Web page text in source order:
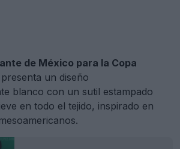
de México para la Copa
presenta un diseño
blanco con un sutil estampado
en todo el tejido, inspirado en